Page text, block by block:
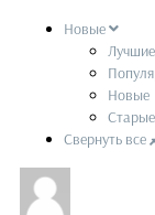
Новые
Лучшие
Новые
Старые
Свернуть все